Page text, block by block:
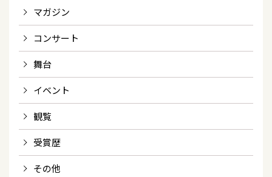
マガジン
コンサート
舞台
イベント
観覧
受賞歴
その他